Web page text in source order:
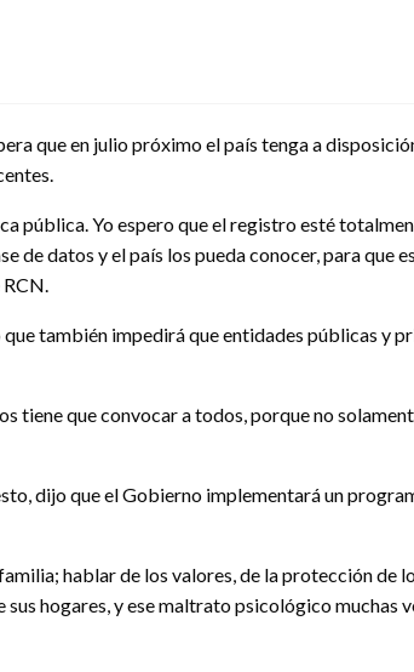
que en julio próximo el país tenga a
pública. Yo espero que el registro esté
de datos y el país los pueda conocer, para que
también impedirá que entidades públicas y
tiene que convocar a todos, porque no
dijo que el Gobierno implementará un
hablar de los valores, de la protección de
hogares, y ese maltrato psicológico muchas